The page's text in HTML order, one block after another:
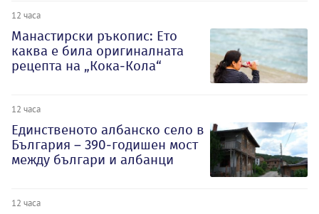
12 часа
Манастирски ръкопис: Ето
каква е била оригиналната
рецепта на „Кока-Кола“
12 часа
Единственото албанско село в
България – 390-годишен мост
между българи и албанци
12 часа